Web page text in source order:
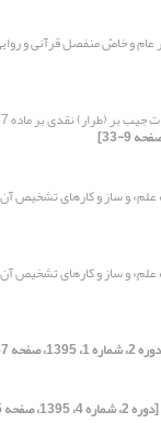
عام و خاصّ منفصل قرآنی و
نقدی بر ماده 657 قانون مجازات اسلامی
و ساز و کارهای تشخیص آن
و ساز و کارهای تشخیص آن
1، 1395، صفحه 57-74]
[دوره 2، شماره 4، 1395، صفحه 45-68]